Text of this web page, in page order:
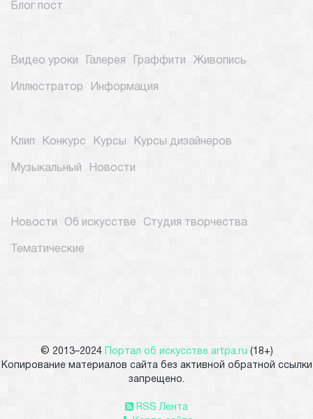
Блог пост
Видео уроки Галерея Граффити Живопись
Иллюстратор Информация
Клип Конкурс Курсы Курсы дизайнеров
Музыкальный Новости
Новости Об искусстве Студия творчества
Тематические
© 2013–2024 Портал об искусстве artpa.ru (18+)
Копирование материалов сайта без активной обратной ссылки
запрещено.
RSS Лента